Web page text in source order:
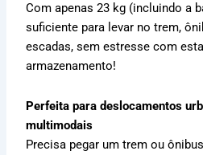
Com apenas 23 kg (incluindo a
suficiente para levar no trem,
escadas, sem estresse com
armazenamento!
Perfeita para deslocamentos
multimodais
Precisa pegar um trem ou